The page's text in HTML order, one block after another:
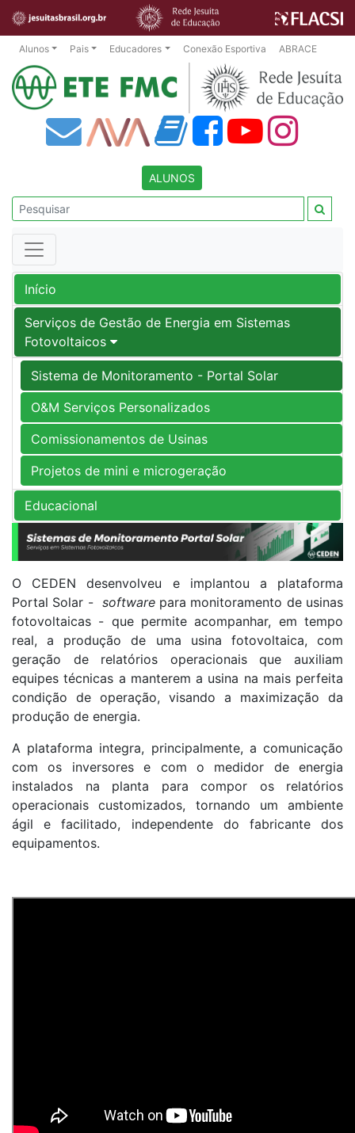
Alunos Pais Educadores Conexão Esportiva ABRACE
ALUNOS
Início
Serviços de Gestão de Energia em Sistemas
Fotovoltaicos
Sistema de Monitoramento - Portal Solar
O&M Serviços Personalizados
Comissionamentos de Usinas
Projetos de mini e microgeração
Educacional
O CEDEN desenvolveu e implantou a plataforma
Portal Solar - softwarepara monitoramento de usinas
fotovoltaicas - que permite acompanhar, em tempo
real, a produção de uma usina fotovoltaica, com
geração de relatórios operacionais que auxiliam
equipes técnicas a manterem a usina na mais perfeita
condição de operação, visando a maximização da
produção de energia.
A plataforma integra, principalmente, a comunicação
com os inversores e com o medidor de energia
instalados na planta para compor os relatórios
operacionais customizados, tornando um ambiente
ágil e facilitado, independente do fabricante dos
equipamentos.